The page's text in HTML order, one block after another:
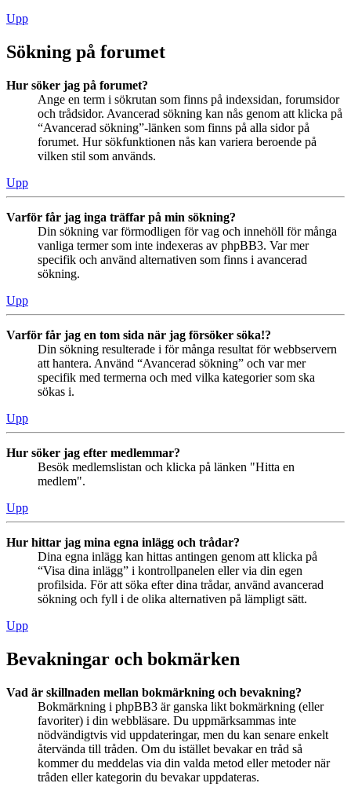
Upp
Sökning på forumet
Hur söker jag på forumet?
Ange en term i sökrutan som finns på indexsidan, forumsidor
och trådsidor. Avancerad sökning kan nås genom att klicka på
“Avancerad sökning”-länken som finns på alla sidor på
forumet. Hur sökfunktionen nås kan variera beroende på
vilken stil som används.
Upp
Varför får jag inga träffar på min sökning?
Din sökning var förmodligen för vag och innehöll för många
vanliga termer som inte indexeras av phpBB3. Var mer
specifik och använd alternativen som finns i avancerad
sökning.
Upp
Varför får jag en tom sida när jag försöker söka!?
Din sökning resulterade i för många resultat för webbservern
att hantera. Använd “Avancerad sökning” och var mer
specifik med termerna och med vilka kategorier som ska
sökas i.
Upp
Hur söker jag efter medlemmar?
Besök medlemslistan och klicka på länken "Hitta en
medlem".
Upp
Hur hittar jag mina egna inlägg och trådar?
Dina egna inlägg kan hittas antingen genom att klicka på
“Visa dina inlägg” i kontrollpanelen eller via din egen
profilsida. För att söka efter dina trådar, använd avancerad
sökning och fyll i de olika alternativen på lämpligt sätt.
Upp
Bevakningar och bokmärken
Vad är skillnaden mellan bokmärkning och bevakning?
Bokmärkning i phpBB3 är ganska likt bokmärkning (eller
favoriter) i din webbläsare. Du uppmärksammas inte
nödvändigtvis vid uppdateringar, men du kan senare enkelt
återvända till tråden. Om du istället bevakar en tråd så
kommer du meddelas via din valda metod eller metoder när
tråden eller kategorin du bevakar uppdateras.